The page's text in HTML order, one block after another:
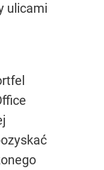
ulicami